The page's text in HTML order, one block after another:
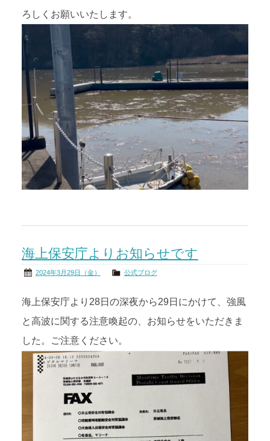
ろしくお願いいたします。
海上保安庁よりお知らせです
2024年3月29日（金） 公式ブログ
海上保安庁より28日の深夜から29日にかけて、強風
と高波に関する注意喚起の、お知らせをいただきま
した。ご注意ください。